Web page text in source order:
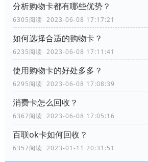
分析购物卡都有哪些优势？
6305阅读 2023-06-08 17:17:21
如何选择合适的购物卡？
6235阅读 2023-06-08 17:11:41
使用购物卡的好处多多？
6295阅读 2023-06-08 17:08:39
消费卡怎么回收？
6367阅读 2023-06-08 17:05:16
百联ok卡如何回收？
6357阅读 2023-01-11 20:31:51